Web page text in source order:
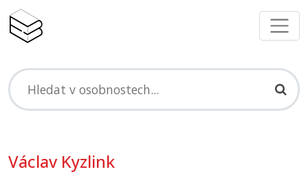
Václav Kyzlink